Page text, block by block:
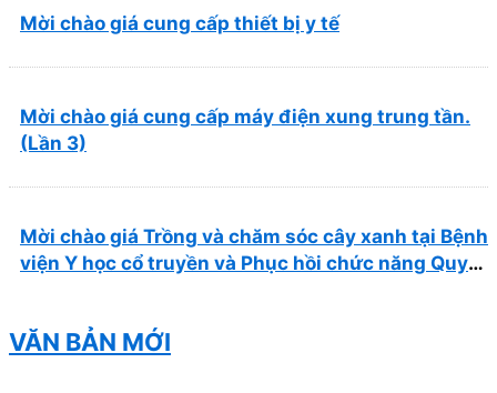
Mời chào giá cung cấp thiết bị y tế
Mời chào giá cung cấp máy điện xung trung tần.
(Lần 3)
Mời chào giá Trồng và chăm sóc cây xanh tại Bệnh
viện Y học cổ truyền và Phục hồi chức năng Quy
VĂN BẢN MỚI